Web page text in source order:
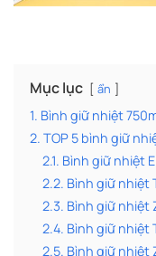
Mục lục ẩn
1. Bình giữ nhiệt
2. TOP 5 bình giữ
2.1. Bình giữ nhiệt
2.2. Bình giữ nhiệt
2.3. Bình giữ nhiệt
2.4. Bình giữ nhiệt
2.5. Bình giữ nhiệt